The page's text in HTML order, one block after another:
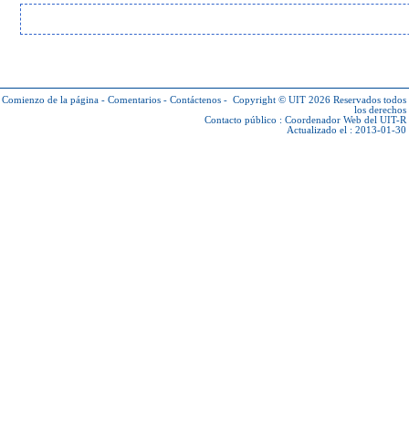
Comienzo de la página - Comentarios - Contáctenos - Copyright © UIT 2026 Reservados todos
los derechos
Contacto público : Coordenador Web del UIT-R
Actualizado el : 2013-01-30